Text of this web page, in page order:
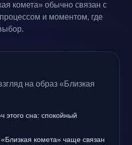
комета» обычно связан с
и моментом, где
на образ «Близкая
этого сна: спокойный
комета» чаще связан